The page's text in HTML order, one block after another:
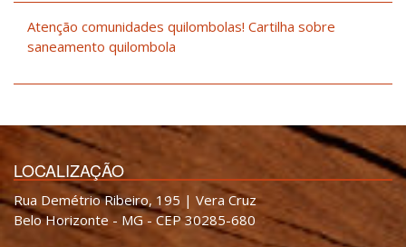
Atenção comunidades quilombolas! Cartilha sobre
saneamento quilombola
LOCALIZAÇÃO
Rua Demétrio Ribeiro, 195 | Vera Cruz
Belo Horizonte - MG - CEP 30285-680